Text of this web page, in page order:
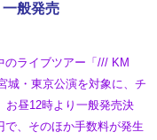
般発売
のライブツアー「/// KM
城・東京公演を対象に、チ
お昼12時より一般発売決
で、そのほか手数料が発生